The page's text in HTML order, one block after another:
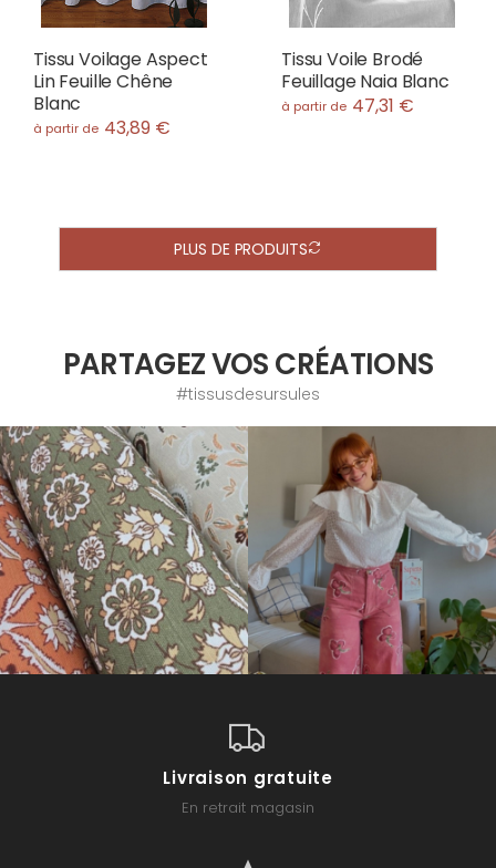
Tissu Voilage Aspect
Lin Feuille Chêne
Blanc
à partir de 43,89 €
Tissu Voile Brodé
Feuillage Naia Blanc
à partir de 47,31 €
PLUS DE PRODUITS
PARTAGEZ VOS CRÉATIONS
#tissusdesursules
Livraison gratuite
En retrait magasin